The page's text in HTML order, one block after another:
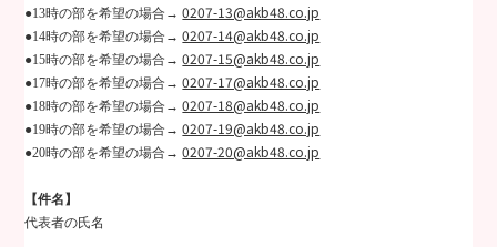
●13時の部を希望の場合→0207-13@akb48.co.jp
●14時の部を希望の場合→0207-14@akb48.co.jp
●15時の部を希望の場合→0207-15@akb48.co.jp
●17時の部を希望の場合→0207-17@akb48.co.jp
●18時の部を希望の場合→0207-18@akb48.co.jp
●19時の部を希望の場合→0207-19@akb48.co.jp
●20時の部を希望の場合→0207-20@akb48.co.jp
【件名】
代表者の氏名